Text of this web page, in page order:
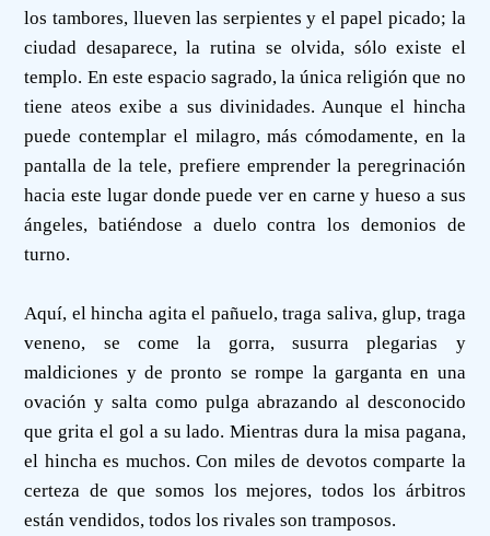
los tambores, llueven las serpientes y el papel picado; la
ciudad desaparece, la rutina se olvida, sólo existe el
templo. En este espacio sagrado, la única religión que no
tiene ateos exibe a sus divinidades. Aunque el hincha
puede contemplar el milagro, más cómodamente, en la
pantalla de la tele, prefiere emprender la peregrinación
hacia este lugar donde puede ver en carne y hueso a sus
ángeles, batiéndose a duelo contra los demonios de
turno.
Aquí, el hincha agita el pañuelo, traga saliva, glup, traga
veneno, se come la gorra, susurra plegarias y
maldiciones y de pronto se rompe la garganta en una
ovación y salta como pulga abrazando al desconocido
que grita el gol a su lado. Mientras dura la misa pagana,
el hincha es muchos. Con miles de devotos comparte la
certeza de que somos los mejores, todos los árbitros
están vendidos, todos los rivales son tramposos.